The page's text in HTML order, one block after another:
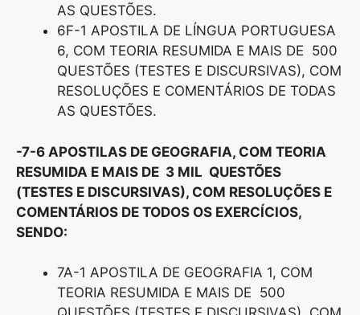
AS QUESTÕES.
6F-1 APOSTILA DE LÍNGUA PORTUGUESA
6, COM TEORIA RESUMIDA E MAIS DE 500
QUESTÕES (TESTES E DISCURSIVAS), COM
RESOLUÇÕES E COMENTÁRIOS DE TODAS
AS QUESTÕES.
-7-6 APOSTILAS DE GEOGRAFIA, COM TEORIA
RESUMIDA E MAIS DE 3 MIL QUESTÕES
(TESTES E DISCURSIVAS), COM RESOLUÇÕES E
COMENTÁRIOS DE TODOS OS EXERCÍCIOS,
SENDO:
7A-1 APOSTILA DE GEOGRAFIA 1, COM
TEORIA RESUMIDA E MAIS DE 500